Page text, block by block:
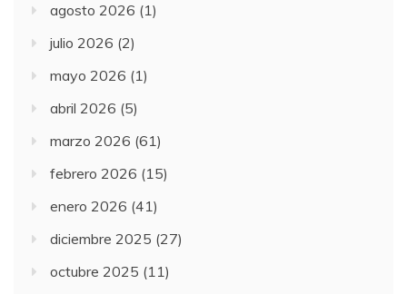
agosto 2026 (1)
julio 2026 (2)
mayo 2026 (1)
abril 2026 (5)
marzo 2026 (61)
febrero 2026 (15)
enero 2026 (41)
diciembre 2025 (27)
octubre 2025 (11)